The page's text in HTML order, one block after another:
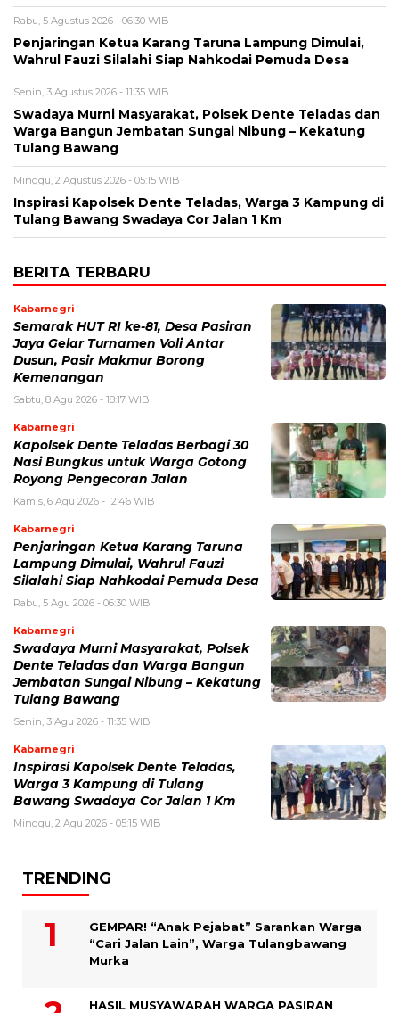
Rabu, 5 Agustus 2026 - 06:30 WIB
Penjaringan Ketua Karang Taruna Lampung Dimulai,
Wahrul Fauzi Silalahi Siap Nahkodai Pemuda Desa
Senin, 3 Agustus 2026 - 11:35 WIB
Swadaya Murni Masyarakat, Polsek Dente Teladas dan
Warga Bangun Jembatan Sungai Nibung – Kekatung
Tulang Bawang
Minggu, 2 Agustus 2026 - 05:15 WIB
Inspirasi Kapolsek Dente Teladas, Warga 3 Kampung di
Tulang Bawang Swadaya Cor Jalan 1 Km
BERITA TERBARU
Kabarnegri
Semarak HUT RI ke-81, Desa Pasiran
Jaya Gelar Turnamen Voli Antar
Dusun, Pasir Makmur Borong
Kemenangan
Sabtu, 8 Agu 2026 - 18:17 WIB
Kabarnegri
Kapolsek Dente Teladas Berbagi 30
Nasi Bungkus untuk Warga Gotong
Royong Pengecoran Jalan
Kamis, 6 Agu 2026 - 12:46 WIB
Kabarnegri
Penjaringan Ketua Karang Taruna
Lampung Dimulai, Wahrul Fauzi
Silalahi Siap Nahkodai Pemuda Desa
Rabu, 5 Agu 2026 - 06:30 WIB
Kabarnegri
Swadaya Murni Masyarakat, Polsek
Dente Teladas dan Warga Bangun
Jembatan Sungai Nibung – Kekatung
Tulang Bawang
Senin, 3 Agu 2026 - 11:35 WIB
Kabarnegri
Inspirasi Kapolsek Dente Teladas,
Warga 3 Kampung di Tulang
Bawang Swadaya Cor Jalan 1 Km
Minggu, 2 Agu 2026 - 05:15 WIB
TRENDING
GEMPAR! “Anak Pejabat” Sarankan Warga
“Cari Jalan Lain”, Warga Tulangbawang
Murka
HASIL MUSYAWARAH WARGA PASIRAN